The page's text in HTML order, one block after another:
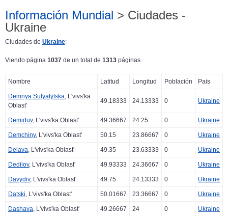
Información Mundial > Ciudades -
Ukraine
Ciudades de Ukraine:
Viendo página 1037 de un total de 1313 páginas.
Nombre Latitud Longitud Población Pais
Demnya Sulyatytska, L'vivs'ka
Oblast'
49.18333 24.13333 0 Ukraine
Demiduv, L'vivs'ka Oblast' 49.36667 24.25 0 Ukraine
Demchiny, L'vivs'ka Oblast' 50.15 23.86667 0 Ukraine
Delava, L'vivs'ka Oblast' 49.35 23.63333 0 Ukraine
Dedilov, L'vivs'ka Oblast' 49.93333 24.36667 0 Ukraine
Davydiv, L'vivs'ka Oblast' 49.75 24.13333 0 Ukraine
Datski, L'vivs'ka Oblast' 50.01667 23.36667 0 Ukraine
Dashava, L'vivs'ka Oblast' 49.26667 24 0 Ukraine